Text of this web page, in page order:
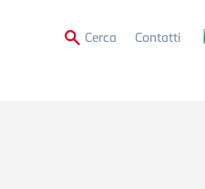
Cerca Contatti